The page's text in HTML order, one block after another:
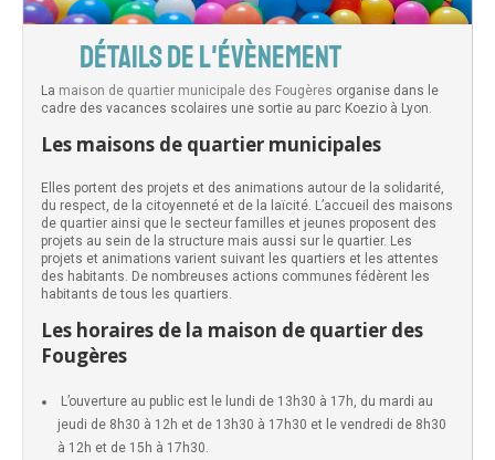
DÉTAILS DE L'ÉVÈNEMENT
La maison de quartier municipale des Fougères organise dans le
cadre des vacances scolaires une sortie au parc Koezio à Lyon.
Les maisons de quartier municipales
Elles portent des projets et des animations autour de la solidarité,
du respect, de la citoyenneté et de la laïcité. L’accueil des maisons
de quartier ainsi que le secteur familles et jeunes proposent des
projets au sein de la structure mais aussi sur le quartier. Les
projets et animations varient suivant les quartiers et les attentes
des habitants. De nombreuses actions communes fédèrent les
habitants de tous les quartiers.
Les horaires de la maison de quartier des
Fougères
L’ouverture au public est le lundi de 13h30 à 17h, du mardi au
jeudi de 8h30 à 12h et de 13h30 à 17h30 et le vendredi de 8h30
à 12h et de 15h à 17h30.